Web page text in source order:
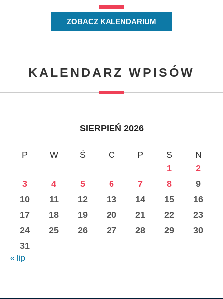
ZOBACZ KALENDARIUM
KALENDARZ WPISÓW
SIERPIEŃ 2026
P W Ś C P S
N
1
2
3
4 5 6 7 8
9
10
11 12 13 14 15
16
17
18 19 20 21 22
23
24
25 26 27 28 29
30
31
« lip